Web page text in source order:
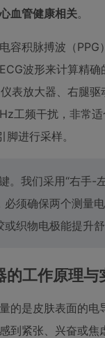
血管健康相关。
容积脉搏波（
波形来计算精
表放大器、右腿
工频干扰，非常
进行采样。
。我们采用“右手-
须确保两个测量
织物电极能提升
的工作原理与
的是皮肤表面的
到紧张、兴奋或